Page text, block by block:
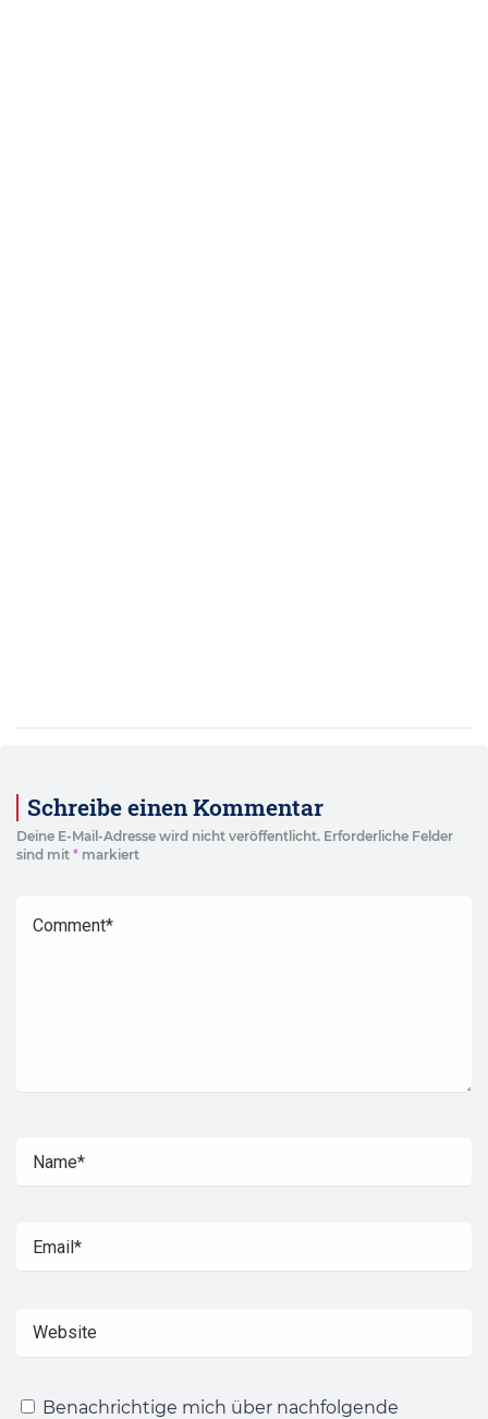
Schreibe einen Kommentar
Deine E-Mail-Adresse wird nicht veröffentlicht. Erforderliche Felder
sind mit * markiert
Benachrichtige mich über nachfolgende